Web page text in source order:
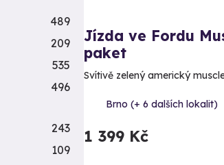
Jízda ve Fordu
paket
Svítivě zelený americký
Brno (+ 6 dalších lokalit)
1 399 Kč
489
209
535
496
243
109